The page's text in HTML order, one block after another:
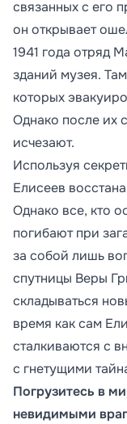
связанных с его
он открывает
1941 года отряд
зданий музея.
которых
Однако после их
исчезают.
Используя
Елисеев
Однако все, кто
погибают при
за собой лишь
спутницы Веры
складываться
время как сам
сталкиваются с
с гнетущими
Погрузитесь в
невидимыми